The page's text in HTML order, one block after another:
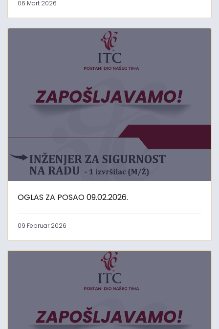
06 Mart 2026
OGLAS ZA POSAO 09.02.2026.
09 Februar 2026